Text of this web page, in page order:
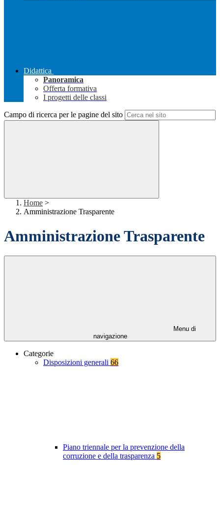
Didattica
Panoramica
Offerta formativa
I progetti delle classi
Campo di ricerca per le pagine del sito
Home >
Amministrazione Trasparente
Amministrazione Trasparente
Menu di
navigazione
Categorie
Disposizioni generali 66
Piano triennale per la prevenzione della
corruzione e della trasparenza 5